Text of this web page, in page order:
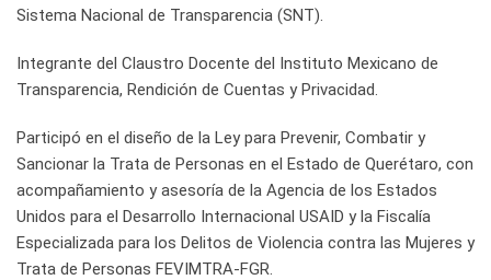
Sistema Nacional de Transparencia (SNT).
Integrante del Claustro Docente del Instituto Mexicano de
Transparencia, Rendición de Cuentas y Privacidad.
Participó en el diseño de la Ley para Prevenir, Combatir y
Sancionar la Trata de Personas en el Estado de Querétaro, con
acompañamiento y asesoría de la Agencia de los Estados
Unidos para el Desarrollo Internacional USAID y la Fiscalía
Especializada para los Delitos de Violencia contra las Mujeres y
Trata de Personas FEVIMTRA-FGR.